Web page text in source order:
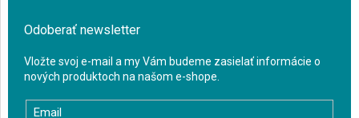
Odoberať newsletter
Vložte svoj e-mail a my Vám budeme zasielať informácie o
nových produktoch na našom e-shope.
Email